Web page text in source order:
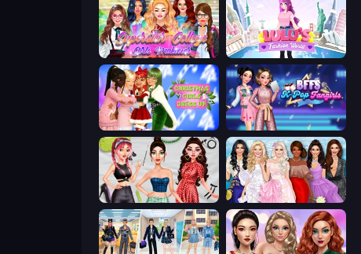
Superstar College Girls Makeover Lulu's Fashion World
Christmas Girls Dress Up BFFs K-Pop Fangirls
Brat Girl Summer Model Dress Up Girl